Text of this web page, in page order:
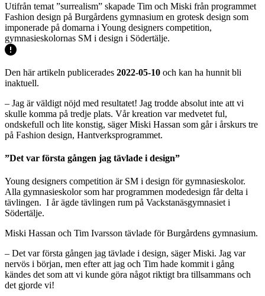
Utifrån temat ”surrealism” skapade Tim och Miski från programmet
Fashion design på Burgårdens gymnasium en grotesk design som
imponerade på domarna i Young designers competition,
gymnasieskolornas SM i design i Södertälje.
Den här artikeln publicerades 2022-05-10 och kan ha hunnit bli
inaktuell.
– Jag är väldigt nöjd med resultatet! Jag trodde absolut inte att vi
skulle komma på tredje plats. Vår kreation var medvetet ful,
ondskefull och lite konstig, säger Miski Hassan som går i årskurs tre
på Fashion design, Hantverksprogrammet.
”Det var första gången jag tävlade i design”
Young designers competition är SM i design för gymnasieskolor.
Alla gymnasieskolor som har programmen modedesign får delta i
tävlingen. I år ägde tävlingen rum på Vackstanäsgymnasiet i
Södertälje.
Miski Hassan och Tim Ivarsson tävlade för Burgårdens gymnasium.
– Det var första gången jag tävlade i design, säger Miski. Jag var
nervös i början, men efter att jag och Tim hade kommit i gång
kändes det som att vi kunde göra något riktigt bra tillsammans och
det gjorde vi!